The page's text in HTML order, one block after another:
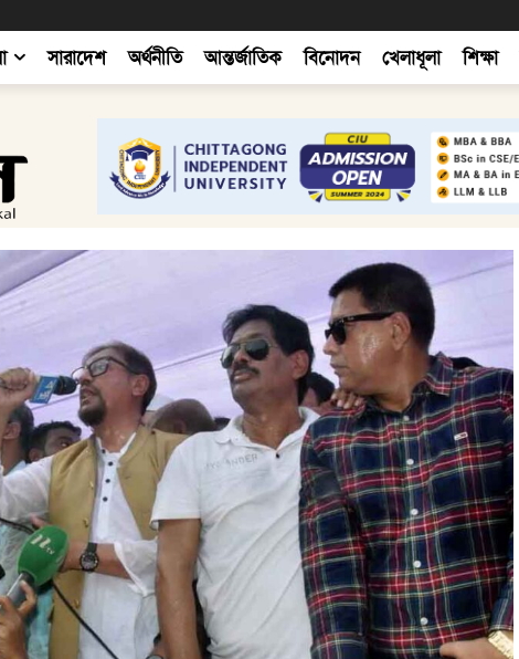
সারাদেশ অর্থনীতি আন্তর্জাতিক বিনোদন খেলাধূলা শিক্ষা